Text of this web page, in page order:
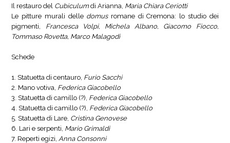
Il restauro del Cubiculumdi Arianna, Maria Chiara Ceriotti
Le pitture murali delle domus romane di Cremona: lo studio dei
pigmenti, Francesca Volpi, Michela Albano, Giacomo Fiocco,
Tommaso Rovetta, Marco Malagodi
Schede
1. Statuetta di centauro, Furio Sacchi
2. Mano votiva, Federica Giacobello
3. Statuetta di camillo (?), Federica Giacobello
4. Statuetta di camillo (?), Federica Giacobello
5. Statuetta di Lare, Cristina Genovese
6. Lari e serpenti, Mario Grimaldi
7. Reperti egizi, Anna Consonni